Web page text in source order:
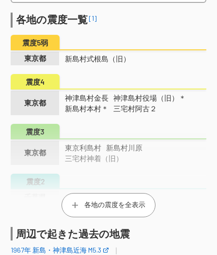
各地の震度一覧[1]
震度5弱
東京都
新島村式根島（旧）
震度4
東京都
神津島村金長 神津島村役場（旧）＊
新島村本村＊
三宅村阿古２
震度3
東京都
東京利島村
新島村川原
三宅村神着（旧）
震度2
館山市長須賀（旧）
伊豆大島町差木地（旧）
震度1
各地の震度を全表示
周辺で起きた過去の地震
1967年 新島・神津島近海 M5.3